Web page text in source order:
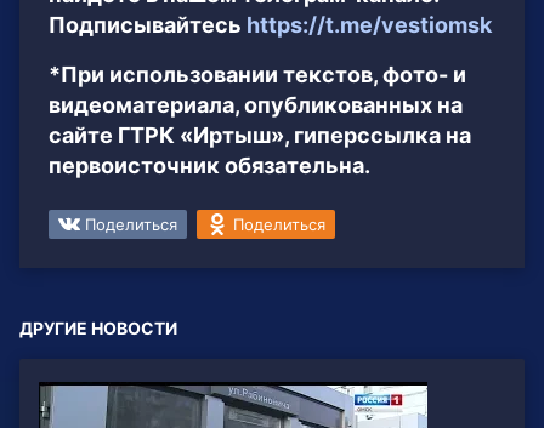
Подписывайтесь https://t.me/vestiomsk
*При использовании текстов, фото- и
видеоматериала, опубликованных на
сайте ГТРК «Иртыш», гиперссылка на
первоисточник обязательна.
Поделиться Поделиться
ДРУГИЕ НОВОСТИ